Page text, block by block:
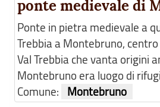
ponte medievale di
Ponte in pietra medievale a
Trebbia a Montebruno,
Val Trebbia che vanta origini
Montebruno era luogo di
Comune:
Montebruno